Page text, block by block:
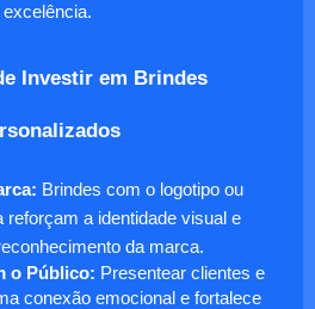
excelência.
Investir em Brindes
Brindes com o logotipo ou
reforçam a identidade visual e
da marca.
o Público: Presentear clientes e
conexão emocional e fortalece